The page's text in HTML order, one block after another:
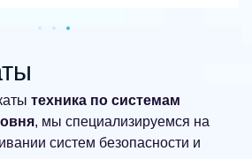
техника по системам
, мы специализируемся на
систем безопасности и